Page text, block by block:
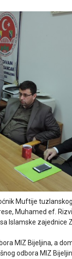
Muftije
Muhamed ef.
Islamske zajednice
MIZ Bijeljina, a
odbora MIZ